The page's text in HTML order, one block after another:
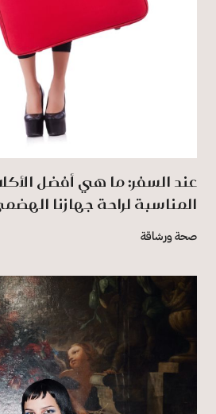
عند السفر: ما هي أفضل
المناسبة لراحة جهازنا الهضمي؟
صحة ورشاقة